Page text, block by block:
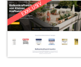
EXKLUSIV